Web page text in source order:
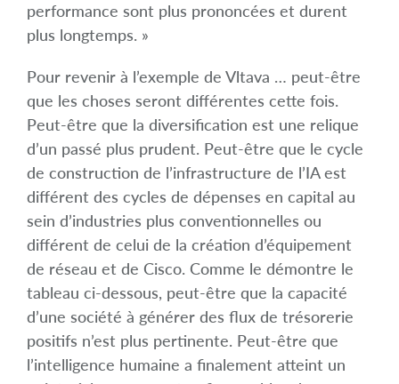
performance sont plus prononcées et durent
plus longtemps. »
Pour revenir à l’exemple de Vltava … peut-être
que les choses seront différentes cette fois.
Peut-être que la diversification est une relique
d’un passé plus prudent. Peut-être que le cycle
de construction de l’infrastructure de l’IA est
différent des cycles de dépenses en capital au
sein d’industries plus conventionnelles ou
différent de celui de la création d’équipement
de réseau et de Cisco. Comme le démontre le
tableau ci-dessous, peut-être que la capacité
d’une société à générer des flux de trésorerie
positifs n’est plus pertinente. Peut-être que
l’intelligence humaine a finalement atteint un